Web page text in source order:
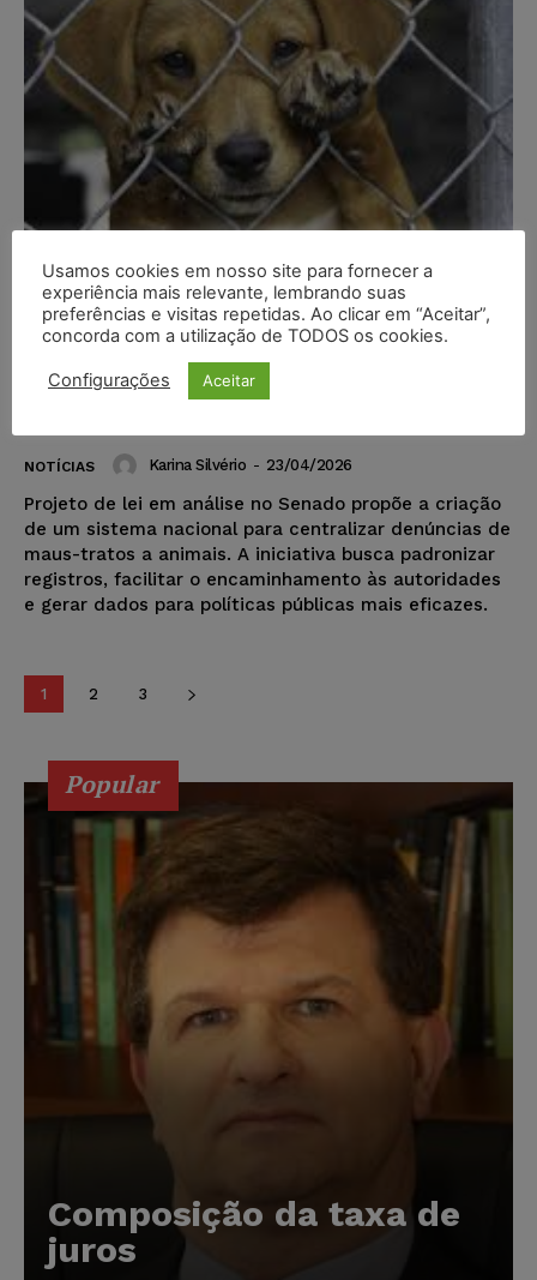
Projeto cria sistema nacional para
receber denúncias de maus-tratos
NOTÍCIAS Karina Silvério - 23/04/2026
Projeto de lei em análise no Senado propõe a criação
de um sistema nacional para centralizar denúncias de
maus-tratos a animais. A iniciativa busca padronizar
registros, facilitar o encaminhamento às autoridades
e gerar dados para políticas públicas mais eficazes.
1 2 3
Popular
Composição da taxa de
juros
Usamos cookies em nosso site para fornecer a
experiência mais relevante, lembrando suas
preferências e visitas repetidas. Ao clicar em “Aceitar”,
concorda com a utilização de TODOS os cookies.
Configurações Aceitar